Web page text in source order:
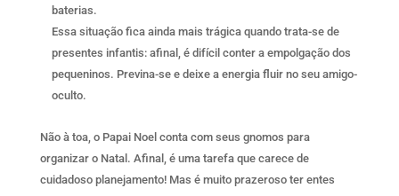
baterias.
Essa situação fica ainda mais trágica quando trata-se de
presentes infantis: afinal, é difícil conter a empolgação dos
pequeninos. Previna-se e deixe a energia fluir no seu amigo-
oculto.
Não à toa, o Papai Noel conta com seus gnomos para
organizar o Natal. Afinal, é uma tarefa que carece de
cuidadoso planejamento! Mas é muito prazeroso ter entes